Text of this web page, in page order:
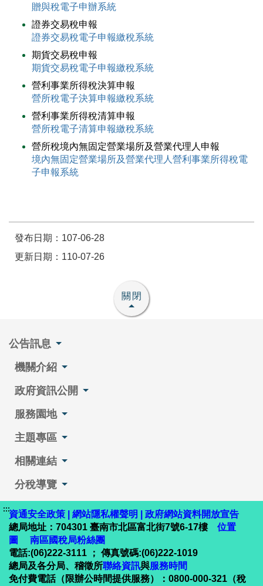
贈與稅電子申辦系統
證券交易稅申報
證券交易稅電子申報繳稅系統
期貨交易稅申報
期貨交易稅電子申報繳稅系統
營利事業所得稅決算申報
營所稅電子決算申報繳稅系統
營利事業所得稅清算申報
營所稅電子清算申報繳稅系統
營所稅境內無固定營業場所及營業代理人申報
境內無固定營業場所及營業代理人營利事業所得稅電
子申報系統
發布日期：107-06-28
更新日期：110-07-26
關閉
公告訊息
機關介紹
政府資訊公開
服務園地
主題專區
相關連結
分稅導覽
:::資通安全政策 網站隱私權聲明
政府網站資料開放宣告
總局地址：704301 臺南市北區富北街7號6-17樓
位置
圖
南區國稅局粉絲團
電話:(06)222-3111 ； 傳真號碼:(06)222-1019
總局及各分局、稽徵所聯絡資訊與服務時間
免付費電話（限辦公時間提供服務）：0800-000-321（稅